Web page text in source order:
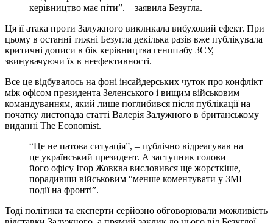
керівництво має піти”. – заявила Безугла.
Ця її атака проти Залужного викликала вибуховий ефект. При
цьому в останні тижні Безугла декілька разів вже публікувала
критичні дописи в бік керівництва генштабу ЗСУ,
звинувачуючи їх в неефективності.
Все це відбувалось на фоні інсайдерських чуток про конфлікт
між офісом президента Зеленського і вищим військовим
командуванням, який лише поглибився після публікації на
початку листопада статті Валерія Залужного в британському
виданні The Economist.
“Це не патова ситуація”, – публічно відреагував на
це український президент. А заступник голови
його офісу Ігор Жовква висловився ще жорсткіше,
порадивши військовим “менше коментувати у ЗМІ
події на фронті”.
Тоді політики та експерти серйозно обговорювали можливість